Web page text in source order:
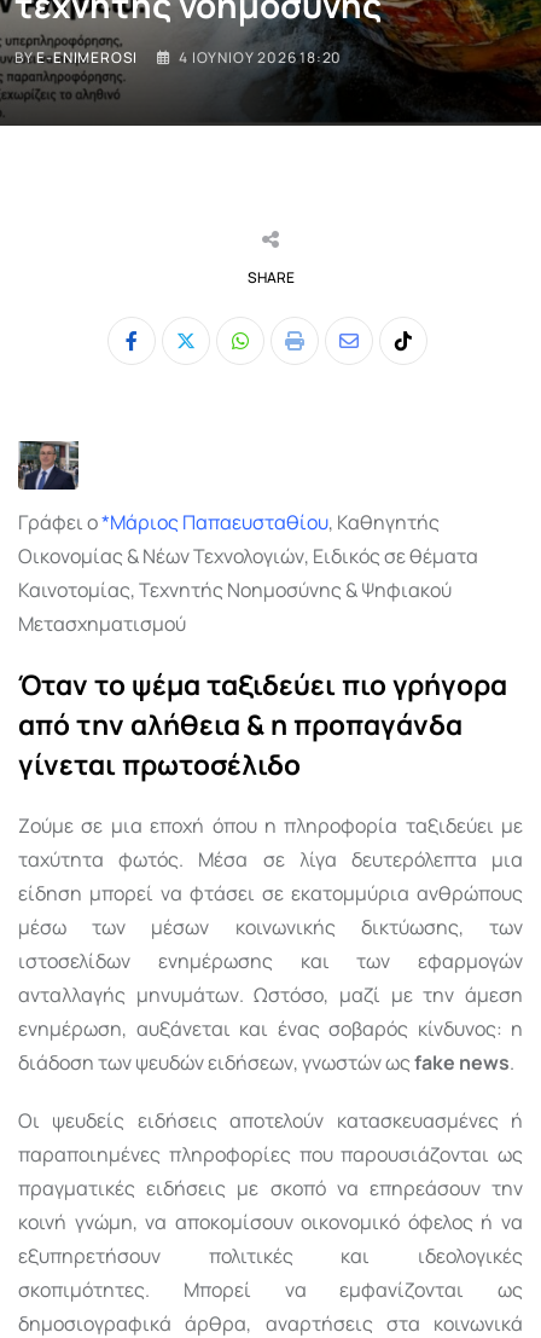
BYE-ENIMEROSI 4 ΙΟΥΝΊΟΥ 2026 18:20
SHARE
Whatsapp
Print
ShareTiktok
Γράφει ο*Μάριος Παπαευσταθίου, Καθηγητής
Οικονομίας & Νέων Τεχνολογιών, Ειδικός σε θέματα
Καινοτομίας, Τεχνητής Νοημοσύνης & Ψηφιακού
Μετασχηματισμού
Όταν το ψέμα ταξιδεύει πιο γρήγορα
από την αλήθεια & η προπαγάνδα
γίνεται πρωτοσέλιδο
Ζούμε σε μια εποχή όπου η πληροφορία ταξιδεύει με
ταχύτητα φωτός. Μέσα σε λίγα δευτερόλεπτα μια
είδηση μπορεί να φτάσει σε εκατομμύρια ανθρώπους
μέσω των μέσων κοινωνικής δικτύωσης, των
ιστοσελίδων ενημέρωσης και των εφαρμογών
ανταλλαγής μηνυμάτων. Ωστόσο, μαζί με την άμεση
ενημέρωση, αυξάνεται και ένας σοβαρός κίνδυνος: η
διάδοση των ψευδών ειδήσεων, γνωστών ωςfake news.
Οι ψευδείς ειδήσεις αποτελούν κατασκευασμένες ή
παραποιημένες πληροφορίες που παρουσιάζονται ως
πραγματικές ειδήσεις με σκοπό να επηρεάσουν την
κοινή γνώμη, να αποκομίσουν οικονομικό όφελος ή να
εξυπηρετήσουν πολιτικές και ιδεολογικές
σκοπιμότητες. Μπορεί να εμφανίζονται ως
δημοσιογραφικά άρθρα, αναρτήσεις στα κοινωνικά